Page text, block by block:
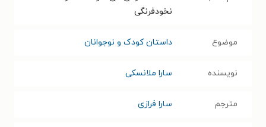
نخودفرنگی
موضوع داستان کودک و نوجوانان
نویسنده سارا ملانسکی
مترجم سارا فرازی